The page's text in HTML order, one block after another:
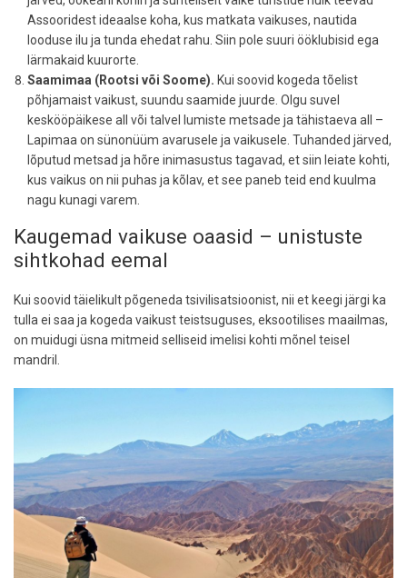
Assooridest ideaalse koha, kus matkata vaikuses, nautida
looduse ilu ja tunda ehedat rahu. Siin pole suuri ööklubisid ega
lärmakaid kuurorte.
Saamimaa (Rootsi või Soome). Kui soovid kogeda tõelist
põhjamaist vaikust, suundu saamide juurde. Olgu suvel
keskööpäikese all või talvel lumiste metsade ja tähistaeva all –
Lapimaa on sünonüüm avarusele ja vaikusele. Tuhanded järved,
lõputud metsad ja hõre inimasustus tagavad, et siin leiate kohti,
kus vaikus on nii puhas ja kõlav, et see paneb teid end kuulma
nagu kunagi varem.
Kaugemad vaikuse oaasid – unistuste
sihtkohad eemal
Kui soovid täielikult põgeneda tsivilisatsioonist, nii et keegi järgi ka
tulla ei saa ja kogeda vaikust teistsuguses, eksootilises maailmas,
on muidugi üsna mitmeid selliseid imelisi kohti mõnel teisel
mandril.